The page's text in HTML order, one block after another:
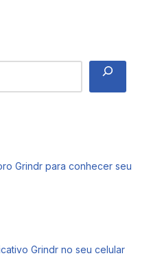
Grindr para conhecer seu
Grindr no seu celular